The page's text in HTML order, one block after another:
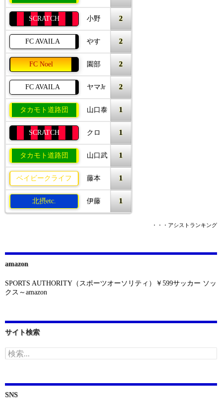
SCRATCH 小野 2
FC AVAILA やす 2
FC Noel 園部 2
FC AVAILA ヤマJr 2
タカモト道路団 山口泰 1
SCRATCH クロ 1
タカモト道路団 山口武 1
ベイビークライフ 藤本 1
北摂etc. 伊藤 1
・・・アシストランキング
amazon
SPORTS AUTHORITY（スポーツオーソリティ）￥599サッカー ソッ
クス～amazon
サイト検索
検
索:
SNS